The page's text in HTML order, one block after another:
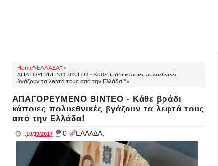
Home"»ΕΛΛΑΔΑ" »
ΑΠΑΓΟΡΕΥΜΕΝΟ ΒΙΝΤΕΟ - Kάθε βράδι κάποιες πολυεθνικές
βγάζουν τα λεφτά τους από την Ελλάδα!" »
ΑΠΑΓΟΡΕΥΜΕΝΟ ΒΙΝΤΕΟ - Kάθε βράδι
κάποιες πολυεθνικές βγάζουν τα λεφτά τους
από την Ελλάδα!
..10/10/2017 _ 0 ΕΛΛΑΔΑ,